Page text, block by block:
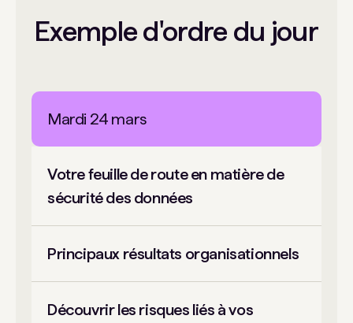
Exemple d'ordre du jour
Mardi 24 mars
Votre feuille de route en matière de
sécurité des données
Principaux résultats organisationnels
Découvrir les risques liés à vos